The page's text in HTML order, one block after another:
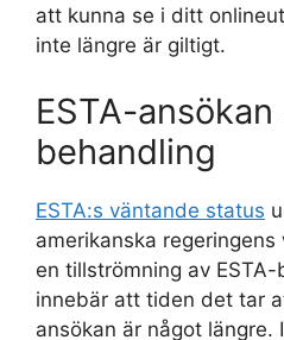
att kunna se i ditt
inte längre är giltigt.
ESTA-
behandling
ESTA:s väntande status
amerikanska
en tillströmning av
innebär att tiden det tar
ansökan är något